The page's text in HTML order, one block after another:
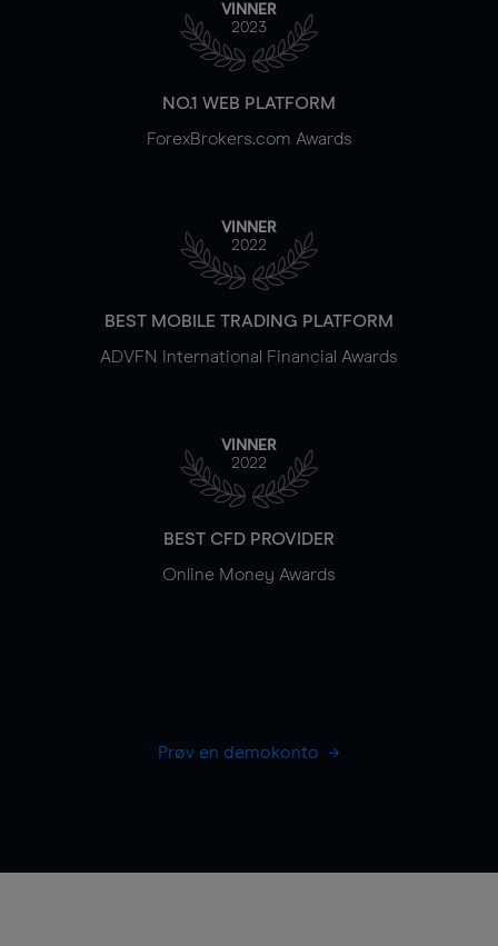
VINNER
2023
NO.1 WEB PLATFORM
ForexBrokers.com Awards
VINNER
2022
BEST MOBILE TRADING PLATFORM
ADVFN International Financial Awards
VINNER
2022
BEST CFD PROVIDER
Online Money Awards
Prøv en demokonto